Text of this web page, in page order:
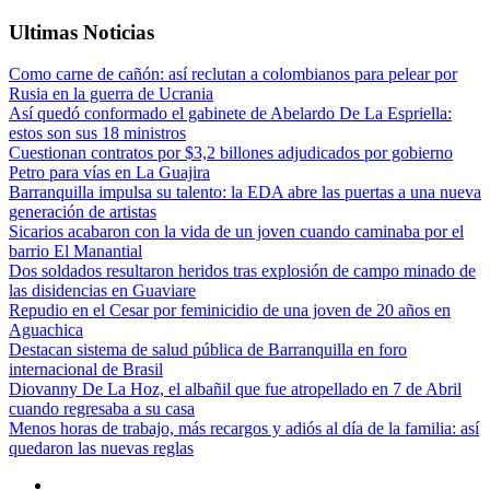
Ultimas Noticias
Como carne de cañón: así reclutan a colombianos para pelear por
Rusia en la guerra de Ucrania
Así quedó conformado el gabinete de Abelardo De La Espriella:
estos son sus 18 ministros
Cuestionan contratos por $3,2 billones adjudicados por gobierno
Petro para vías en La Guajira
Barranquilla impulsa su talento: la EDA abre las puertas a una nueva
generación de artistas
Sicarios acabaron con la vida de un joven cuando caminaba por el
barrio El Manantial
Dos soldados resultaron heridos tras explosión de campo minado de
las disidencias en Guaviare
Repudio en el Cesar por feminicidio de una joven de 20 años en
Aguachica
Destacan sistema de salud pública de Barranquilla en foro
internacional de Brasil
Diovanny De La Hoz, el albañil que fue atropellado en 7 de Abril
cuando regresaba a su casa
Menos horas de trabajo, más recargos y adiós al día de la familia: así
quedaron las nuevas reglas